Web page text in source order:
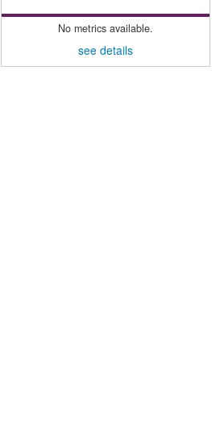
No metrics available.
see details